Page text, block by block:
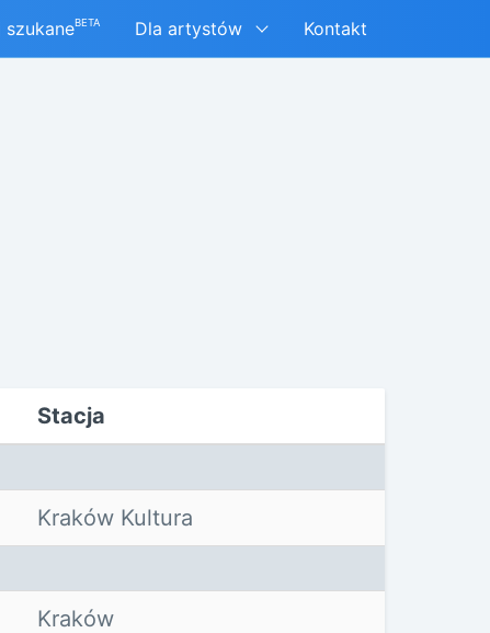
szukaneBETA Dla artystów Kontakt
Stacja
Kraków Kultura
Kraków